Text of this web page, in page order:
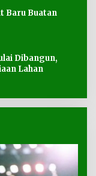
Baru Buatan
Dibangun,
Lahan